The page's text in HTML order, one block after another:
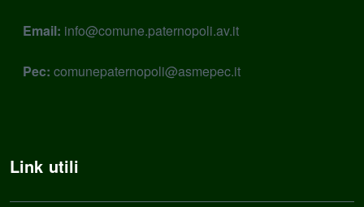
Email: info@comune.paternopoli.av.it
Pec: comunepaternopoli@asmepec.it
Link utili